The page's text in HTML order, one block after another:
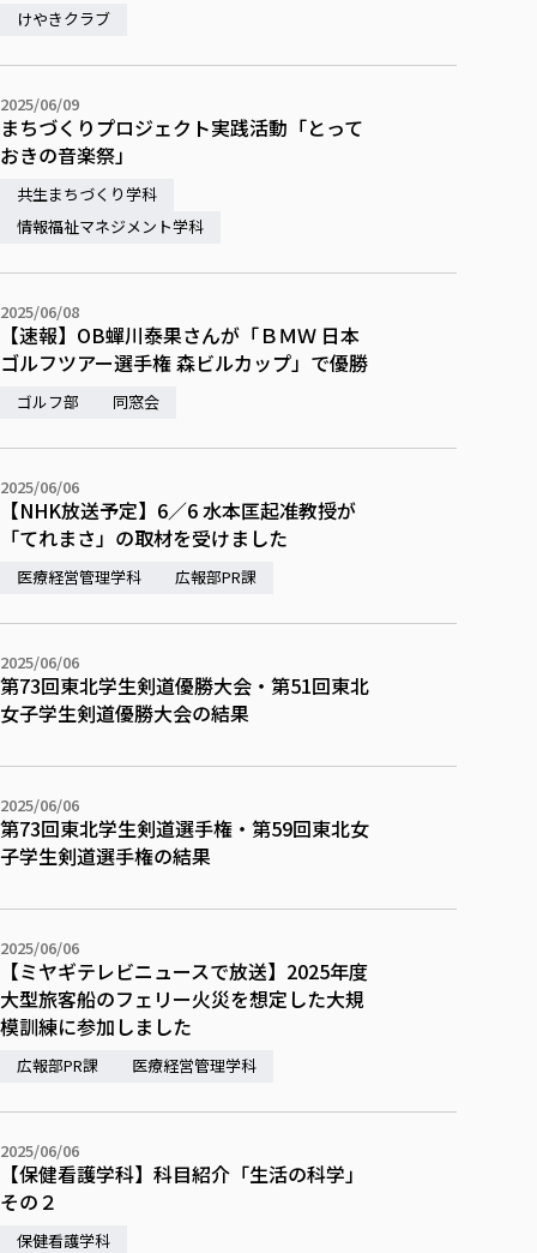
けやきクラブ
2025/06/09
まちづくりプロジェクト実践活動「とって
おきの音楽祭」
共生まちづくり学科
情報福祉マネジメント学科
2025/06/08
【速報】OB蟬川泰果さんが「ＢＭＷ 日本
ゴルフツアー選手権 森ビルカップ」で優勝
ゴルフ部 同窓会
2025/06/06
【NHK放送予定】6／6 水本匡起准教授が
「てれまさ」の取材を受けました
医療経営管理学科 広報部PR課
2025/06/06
第73回東北学生剣道優勝大会・第51回東北
女子学生剣道優勝大会の結果
2025/06/06
第73回東北学生剣道選手権・第59回東北女
子学生剣道選手権の結果
2025/06/06
【ミヤギテレビニュースで放送】2025年度
大型旅客船のフェリー火災を想定した大規
模訓練に参加しました
広報部PR課 医療経営管理学科
2025/06/06
【保健看護学科】科目紹介「生活の科学」
その２
保健看護学科